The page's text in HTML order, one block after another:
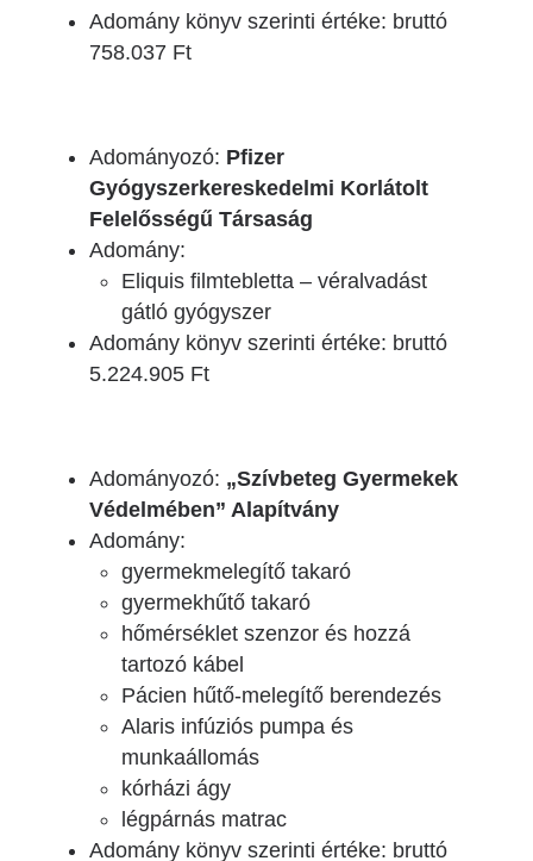
Adomány könyv szerinti értéke: bruttó
758.037 Ft
Adományozó: Pfizer
Gyógyszerkereskedelmi Korlátolt
Felelősségű Társaság
Adomány:
Eliquis filmtebletta – véralvadást
gátló gyógyszer
Adomány könyv szerinti értéke: bruttó
5.224.905 Ft
Adományozó: „Szívbeteg Gyermekek
Védelmében” Alapítvány
Adomány:
gyermekmelegítő takaró
gyermekhűtő takaró
hőmérséklet szenzor és hozzá
tartozó kábel
Pácien hűtő-melegítő berendezés
Alaris infúziós pumpa és
munkaállomás
kórházi ágy
légpárnás matrac
Adomány könyv szerinti értéke: bruttó